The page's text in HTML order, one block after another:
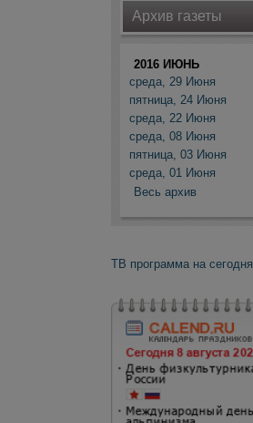
Архив газеты
2016 ИЮНЬ
среда, 29 Июня
пятница, 24 Июня
среда, 22 Июня
среда, 08 Июня
пятница, 03 Июня
среда, 01 Июня
Весь архив
ТВ программа на сегодня